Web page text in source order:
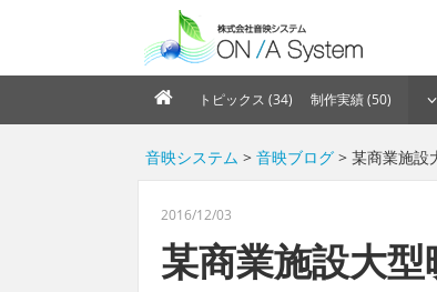
トピックス (34) 制作実績 (50)
音映システム >音映ブログ > 某商業施設
2016/12/03
某商業施設大型